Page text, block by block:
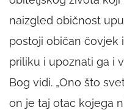
naizgled običnost
postoji običan čovjek
priliku i upoznati ga i
Bog vidi. „Ono što
on je taj otac kojega